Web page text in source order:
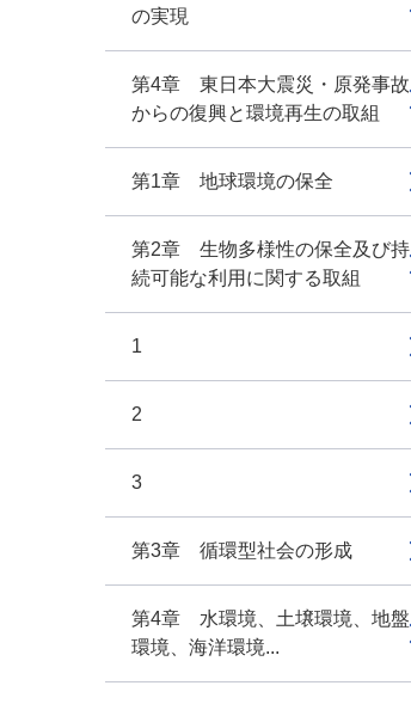
の実現
第4章 東日本大震災・原発事故
からの復興と環境再生の取組
第1章 地球環境の保全
第2章 生物多様性の保全及び持
続可能な利用に関する取組
1
2
3
第3章 循環型社会の形成
第4章 水環境、土壌環境、地盤
環境、海洋環境...